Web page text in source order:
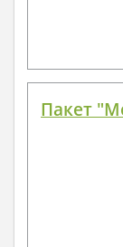
Пакет